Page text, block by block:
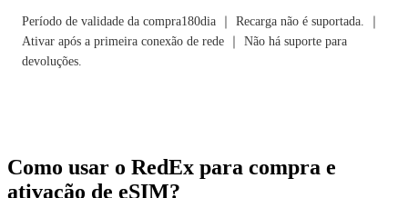
Período de validade da compra180dia ｜ Recarga não é suportada. ｜
Ativar após a primeira conexão de rede ｜ Não há suporte para
devoluções.
Como usar o RedEx para compra e
ativação de eSIM?